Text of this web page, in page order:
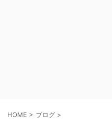
HOME > ブログ >